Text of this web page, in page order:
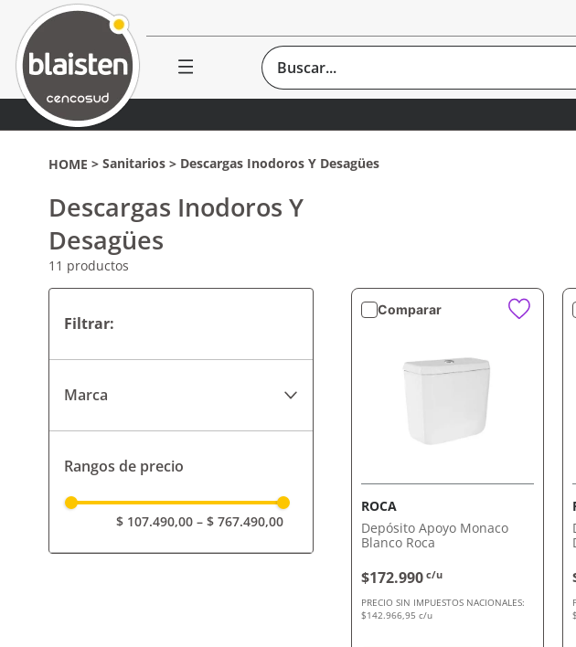
Buscar...
Sanitarios Descargas Inodoros Y Desagües
Descargas Inodoros Y
Desagües
11 productos
Marca
Capea
Ferrum
Roca
Rangos de precio
$ 107.490,00 – $ 767.490,00
Comparar
ROCA
Depósito Apoyo Monaco
Blanco Roca
$172.990 c/u
PRECIO SIN IMPUESTOS NACIONALES:
$142.966,95 c/u